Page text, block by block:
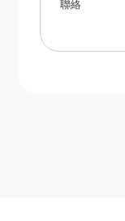
聯絡